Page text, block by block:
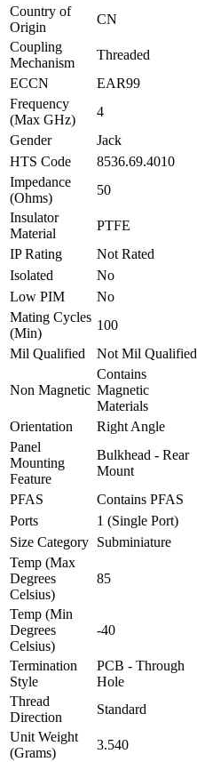
Country of
Origin
CN
Coupling
Mechanism
Threaded
ECCN
EAR99
Frequency
(Max GHz)
4
Gender
Jack
HTS Code
8536.69.4010
Impedance
(Ohms)
50
Insulator
Material
PTFE
IP Rating
Not Rated
Isolated
No
Low PIM
No
Mating Cycles
(Min)
100
Mil Qualified
Not Mil Qualified
Non Magnetic
Contains
Magnetic
Materials
Orientation
Right Angle
Panel
Mounting
Feature
Bulkhead - Rear
Mount
PFAS
Contains PFAS
Ports
1 (Single Port)
Size Category Subminiature
Temp (Max
Degrees
Celsius)
85
Temp (Min
Degrees
Celsius)
-40
Termination
Style
PCB - Through
Hole
Thread
Direction
Standard
Unit Weight
(Grams)
3.540